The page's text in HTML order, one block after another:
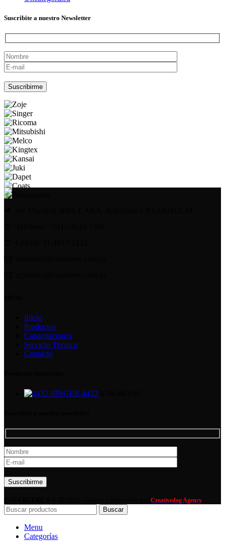
Suscribite a nuestro Newsletter
Inicio
Productos
Capacitaciones
Servicio Técnico
Contacto
SINGER 4432
Creativedog Agency
Buscar
Menu
Categorías